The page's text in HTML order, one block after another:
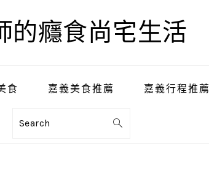
的癮食尚宅生活
食 嘉義美食推薦 嘉義行程推薦
Search